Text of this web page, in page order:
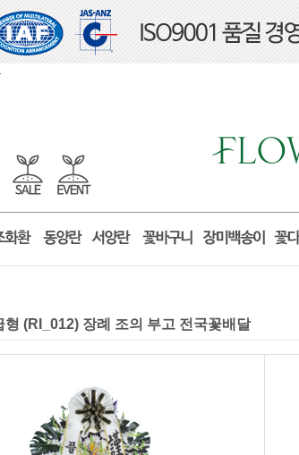
형 (RI_012) 장례 조의 부고 전국꽃배달